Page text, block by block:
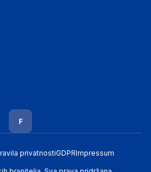
F
privatnostiGDPRImpressum